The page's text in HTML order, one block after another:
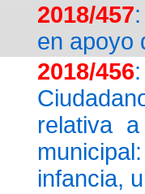
2018/457
en apoyo
2018/456
relativa
infancia,